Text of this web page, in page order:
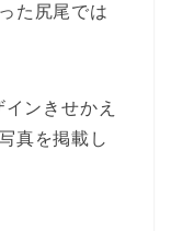
た尻尾では
ンきせかえ
真を掲載し